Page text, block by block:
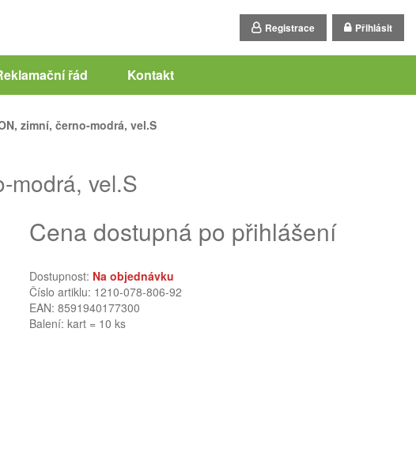
Registrace Přihlásit
řád Kontakt
zimní, černo-modrá, vel.S
modrá, vel.S
Cena dostupná po přihlášení
Dostupnost: Na objednávku
Číslo artiklu: 1210-078-806-92
EAN: 8591940177300
Balení: kart = 10 ks